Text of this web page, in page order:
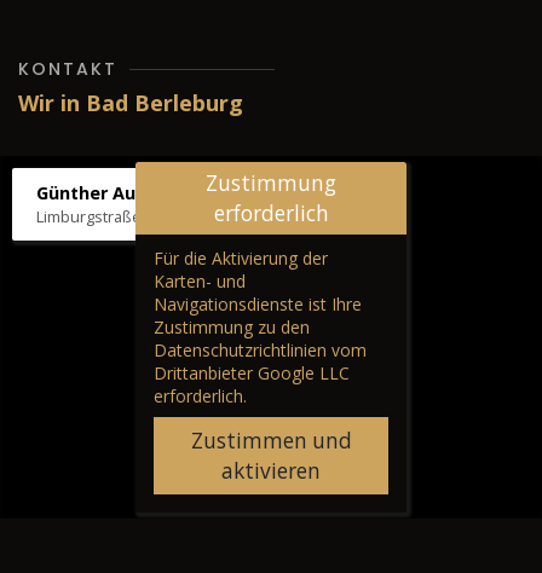
KONTAKT
Wir in Bad Berleburg
Günther Autos & Service
Limburgstraße 39, 57319 Bad Berleburg
Zustimmung
erforderlich
Für die Aktivierung der
Karten- und
Navigationsdienste ist Ihre
Zustimmung zu den
Datenschutzrichtlinien vom
Drittanbieter Google LLC
erforderlich.
Zustimmen und
aktivieren